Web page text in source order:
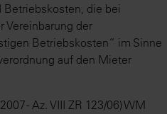
Betriebskosten, die bei
Vereinbarung der
Betriebskosten“ im Sinne
auf den Mieter
- Az. VIII ZR 123/06) WM